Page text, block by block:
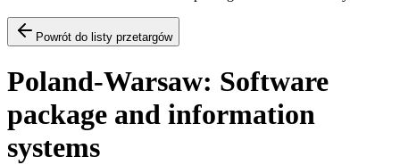
Powrót do listy przetargów
Poland-Warsaw: Software
package and information
systems